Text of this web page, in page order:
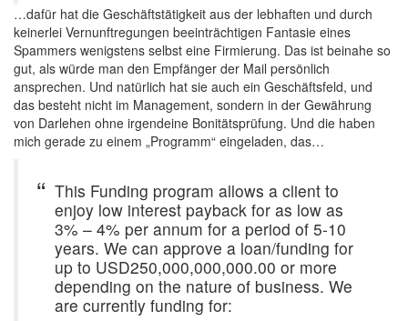
…dafür hat die Geschäftstätigkeit aus der lebhaften und durch
keinerlei Vernunftregungen beeinträchtigen Fantasie eines
Spammers wenigstens selbst eine Firmierung. Das ist beinahe so
gut, als würde man den Empfänger der Mail persönlich
ansprechen. Und natürlich hat sie auch ein Geschäftsfeld, und
das besteht nicht im Management, sondern in der Gewährung
von Darlehen ohne irgendeine Bonitätsprüfung. Und die haben
mich gerade zu einem „Programm“ eingeladen, das…
This Funding program allows a client to
enjoy low interest payback for as low as
3% – 4% per annum for a period of 5-10
years. We can approve a loan/funding for
up to USD250,000,000,000.00 or more
depending on the nature of business. We
are currently funding for: